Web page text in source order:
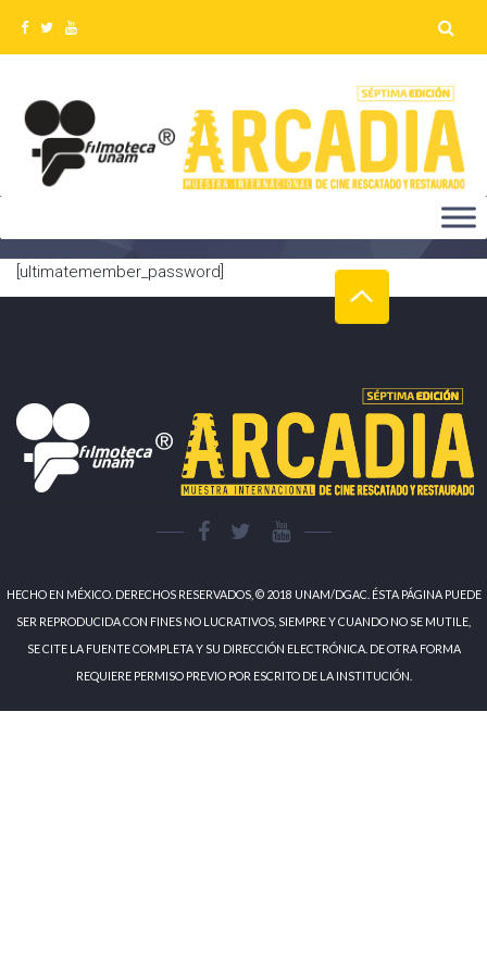
PASSWORD RESET
[ultimatemember_password]
HECHO EN MÉXICO. DERECHOS RESERVADOS, © 2018 UNAM/DGAC. ÉSTA PÁGINA PUEDE
SER REPRODUCIDA CON FINES NO LUCRATIVOS, SIEMPRE Y CUANDO NO SE MUTILE,
SE CITE LA FUENTE COMPLETA Y SU DIRECCIÓN ELECTRÓNICA. DE OTRA FORMA
REQUIERE PERMISO PREVIO POR ESCRITO DE LA INSTITUCIÓN.